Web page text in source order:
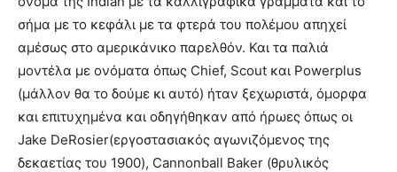
σήμα με το κεφάλι με τα φτερά του πολέμου απηχεί
αμέσως στο αμερικάνικο παρελθόν. Και τα παλιά
μοντέλα με ονόματα όπως Chief, Scout και Powerplus
(μάλλον θα το δούμε κι αυτό) ήταν ξεχωριστά, όμορφα
και επιτυχημένα και οδηγήθηκαν από ήρωες όπως οι
Jake DeRosier(εργοστασιακός αγωνιζόμενος της
δεκαετίας του 1900), Cannonball Baker (θρυλικός